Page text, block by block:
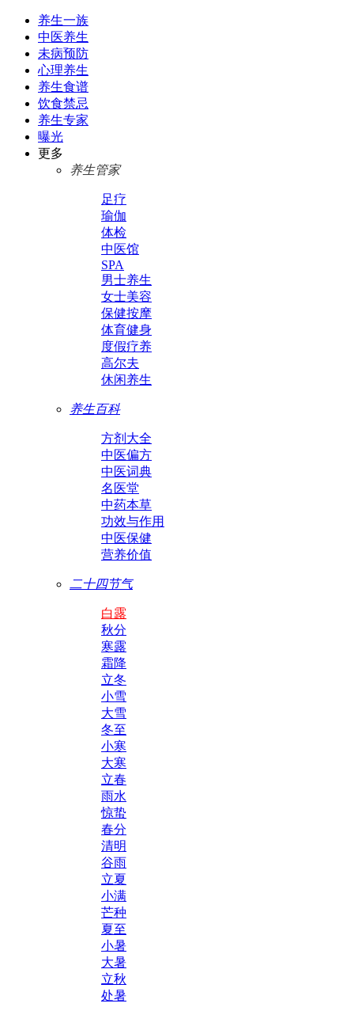
养生一族
中医养生
未病预防
心理养生
养生食谱
饮食禁忌
养生专家
曝光
更多
养生管家
足疗
瑜伽
体检
中医馆
SPA
男士养生
女士美容
保健按摩
体育健身
度假疗养
高尔夫
休闲养生
养生百科
方剂大全
中医偏方
中医词典
名医堂
中药本草
功效与作用
中医保健
营养价值
二十四节气
白露
秋分
寒露
霜降
立冬
小雪
大雪
冬至
小寒
大寒
立春
雨水
惊蛰
春分
清明
谷雨
立夏
小满
芒种
夏至
小暑
大暑
立秋
处暑